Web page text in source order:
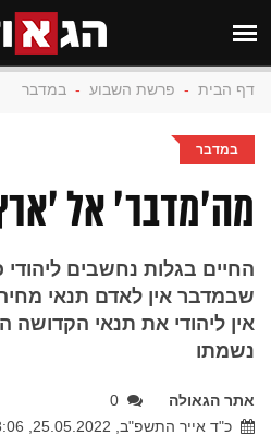
דף הבית - פרשת השבוע - במדבר
במדבר
מה'מדבר' אל
החיים בגלות נחשבים
שבמדבר אין לאדם תנאי
אין ליהודי את תנאי הקדושה
נשמתו
אתר הגאולה
0
כ"ד אייר התשפ"ב, 25.05.2022, 18:06